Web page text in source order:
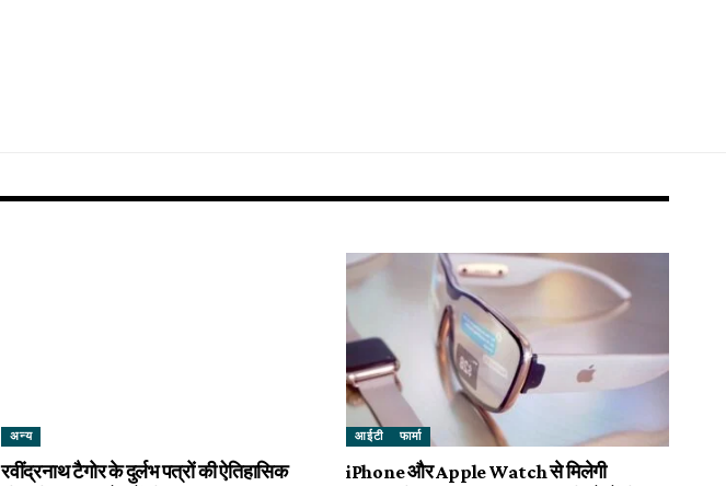
अन्य
रवींद्रनाथ टैगोर के दुर्लभ पत्रों की ऐतिहासिक
आईटी फार्मा
iPhone और Apple Watch से मिलेगी